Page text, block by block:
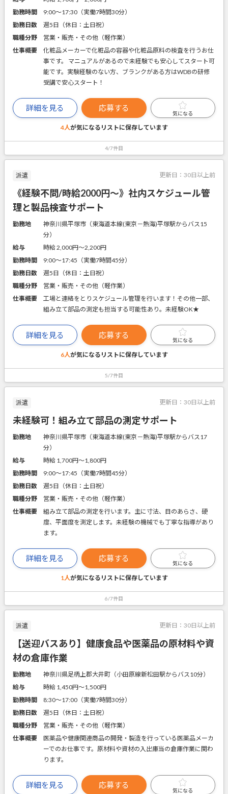
勤務時間
9:00～17:30（実働7時間30分）
勤務日数
週5日（休日：土日祝）
職種分野
営業・販売・その他（軽作業）
仕事概要
化粧品メーカーで化粧品の容器や化粧品原料の検査を行うお仕
事です。 マニュアルがあるので未経験でも安心してスタート可
能です。実験経験のない方、ブランクがある方はWDBの研修
受講で安心スタート！
詳細を見る 応募する
気になる
4人が気になるリストに保存しています
4/7件目
派遣 更新日： 30日以上前
《経験不問/時給2000円～》社内スケジュール管
理と製品検査サポート
勤務地
神奈川県平塚市（東海道本線(東京－熱海)平塚駅からバス15
分）
給与
時給 2,000円〜2,200円
勤務時間
9:00～17:45（実働7時間45分）
勤務日数
週5日（休日：土日祝）
職種分野
営業・販売・その他（軽作業）
仕事概要
工場と連絡をとりスケジュール管理を行います！その他一部、
組み立て部品の測定も担当する可能性あり。未経験OK★
詳細を見る 応募する
気になる
6人が気になるリストに保存しています
5/7件目
派遣 更新日： 30日以上前
未経験可！組み立て部品の測定サポート
勤務地
神奈川県平塚市（東海道本線(東京－熱海)平塚駅からバス17
分）
給与
時給 1,700円〜1,800円
勤務時間
9:00～17:45（実働7時間45分）
勤務日数
週5日（休日：土日祝）
職種分野
営業・販売・その他（軽作業）
仕事概要
組み立て部品の測定を行います。主に寸法、目のあらさ、硬
度、平面度を測定します。未経験の機械でも丁寧な指導があり
ます。
詳細を見る 応募する
気になる
1人が気になるリストに保存しています
6/7件目
派遣 更新日： 30日以上前
【送迎バスあり】健康食品や医薬品の原材料や資
材の倉庫作業
勤務地
神奈川県足柄上郡大井町（小田原線新松田駅からバス10分）
給与
時給 1,450円〜1,500円
勤務時間
8:30～17:00（実働7時間30分）
勤務日数
週5日（休日：土日祝）
職種分野
営業・販売・その他（軽作業）
仕事概要
医薬品や健康関連商品の開発・製造を行っている医薬品メーカ
ーでのお仕事です。原材料や資材の入出庫当の倉庫作業に関わ
ります。
詳細を見る 応募する
気になる